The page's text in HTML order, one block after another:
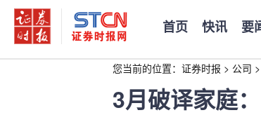
首页 快讯 要
您当前的位置： 证券时报 > 公司 >
3月破译家庭